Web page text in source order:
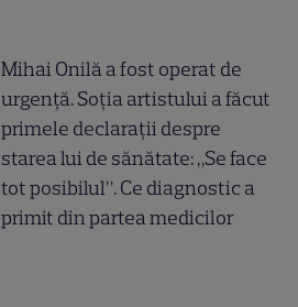
Mihai Onilă a fost operat de
urgență. Soția artistului a făcut
primele declarații despre
starea lui de sănătate: „Se face
tot posibilul”. Ce diagnostic a
primit din partea medicilor